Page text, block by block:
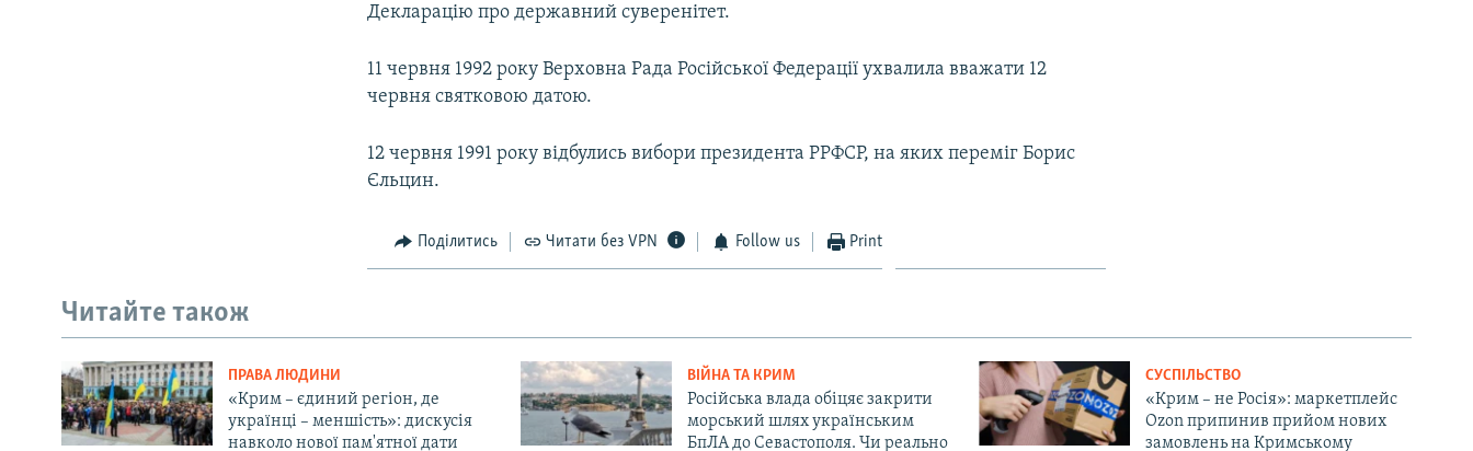
Декларацію про державний суверенітет.
11 червня 1992 року Верховна Рада Російської Федерації ухвалила вважати 12
червня святковою датою.
12 червня 1991 року відбулись вибори президента РРФСР, на яких переміг Борис
Єльцин.
Поділитись Читати без VPN Follow us Print
Читайте також
ПРАВА ЛЮДИНИ
«Крим – єдиний регіон, де
українці – меншість»: дискусія
навколо нової пам'ятної дати
ВІЙНА ТА КРИМ
Російська влада обіцяє закрити
морський шлях українським
БпЛА до Севастополя. Чи реально
СУСПІЛЬСТВО
«Крим – не Росія»: маркетплейс
Ozon припинив прийом нових
замовлень на Кримському